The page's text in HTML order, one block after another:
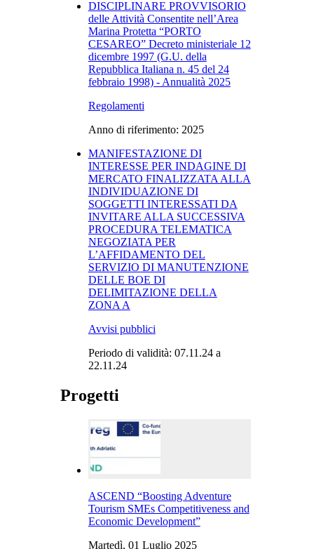
DISCIPLINARE PROVVISORIO
delle Attività Consentite nell’Area
Marina Protetta “PORTO
CESAREO” Decreto ministeriale 12
dicembre 1997 (G.U. della
Repubblica Italiana n. 45 del 24
febbraio 1998) - Annualità 2025
Regolamenti
Anno di riferimento: 2025
MANIFESTAZIONE DI
INTERESSE PER INDAGINE DI
MERCATO FINALIZZATA ALLA
INDIVIDUAZIONE DI
SOGGETTI INTERESSATI DA
INVITARE ALLA SUCCESSIVA
PROCEDURA TELEMATICA
NEGOZIATA PER
L’AFFIDAMENTO DEL
SERVIZIO DI MANUTENZIONE
DELLE BOE DI
DELIMITAZIONE DELLA
ZONA A
Avvisi pubblici
Periodo di validità: 07.11.24 a
22.11.24
Progetti
ASCEND “Boosting Adventure
Tourism SMEs Competitiveness and
Economic Development”
Martedì, 01 Luglio 2025